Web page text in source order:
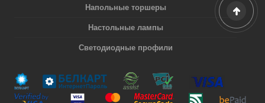
Напольные торшеры
Настольные лампы
Светодиодные профили